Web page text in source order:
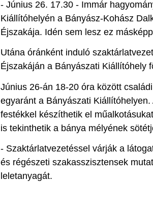
- Június 26. 17.30 - Immár
Kiállítóhelyén a Bányász-Kohász
Éjszakája. Idén sem lesz ez
Utána óránként induló
Éjszakáján a Bányászati Kiállítóhely
Június 26-án 18-20 óra között
egyaránt a Bányászati
festékkel készíthetik el
is tekinthetik a bánya mélyének
- Szaktárlatvezetéssel várják a
és régészeti szakasszisztensek
leletanyagát.